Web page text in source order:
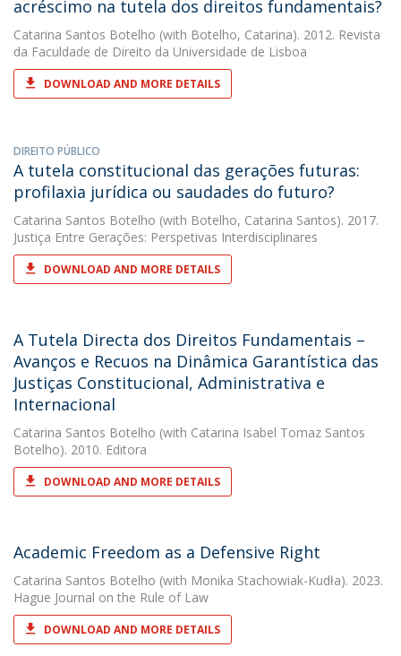
acréscimo na tutela dos direitos fundamentais?
Catarina Santos Botelho (with Botelho, Catarina). 2012. Revista
da Faculdade de Direito da Universidade de Lisboa
DOWNLOAD AND MORE DETAILS
DIREITO PÚBLICO
A tutela constitucional das gerações futuras:
profilaxia jurídica ou saudades do futuro?
Catarina Santos Botelho (with Botelho, Catarina Santos). 2017.
Justiça Entre Gerações: Perspetivas Interdisciplinares
DOWNLOAD AND MORE DETAILS
A Tutela Directa dos Direitos Fundamentais –
Avanços e Recuos na Dinâmica Garantística das
Justiças Constitucional, Administrativa e
Internacional
Catarina Santos Botelho (with Catarina Isabel Tomaz Santos
Botelho). 2010. Editora
DOWNLOAD AND MORE DETAILS
Academic Freedom as a Defensive Right
Catarina Santos Botelho (with Monika Stachowiak-Kudła). 2023.
Hague Journal on the Rule of Law
DOWNLOAD AND MORE DETAILS